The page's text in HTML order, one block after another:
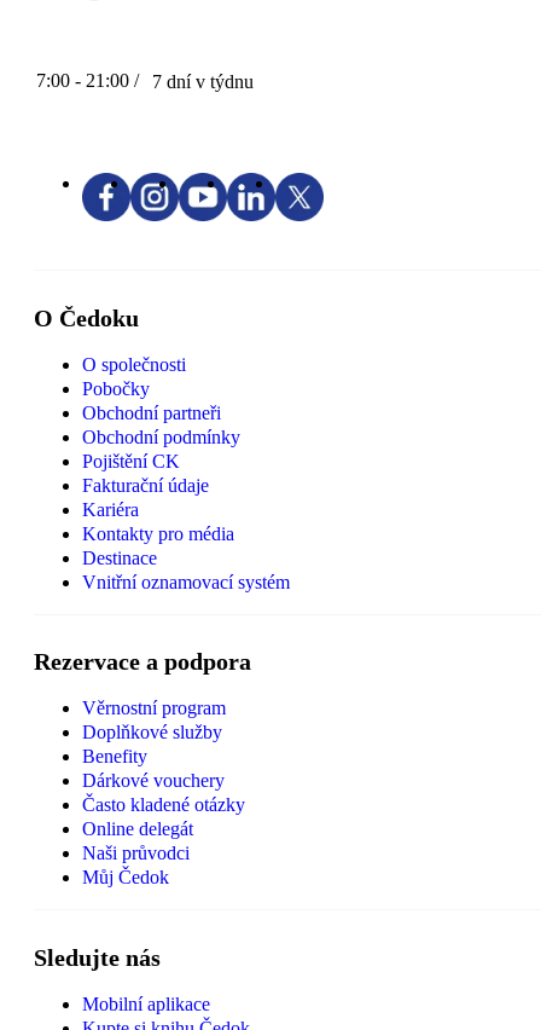
7:00 - 21:00 / 7 dní v týdnu
O Čedoku
O společnosti
Pobočky
Obchodní partneři
Obchodní podmínky
Pojištění CK
Fakturační údaje
Kariéra
Kontakty pro média
Destinace
Vnitřní oznamovací systém
Rezervace a podpora
Věrnostní program
Doplňkové služby
Benefity
Dárkové vouchery
Často kladené otázky
Online delegát
Naši průvodci
Můj Čedok
Sledujte nás
Mobilní aplikace